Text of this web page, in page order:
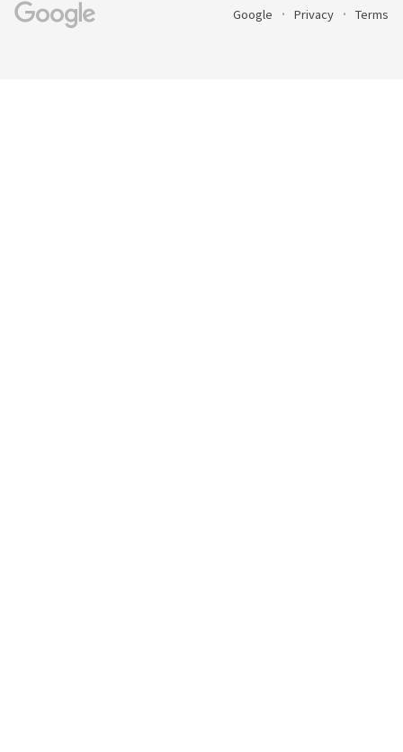
Google Privacy Terms